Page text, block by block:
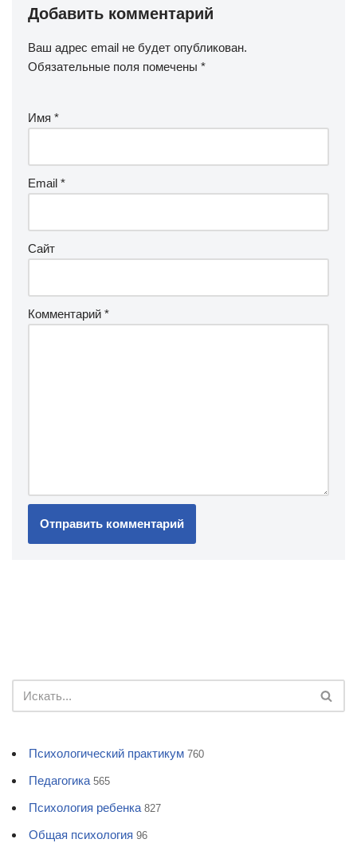
Добавить комментарий
Ваш адрес email не будет опубликован.
Обязательные поля помечены *
Имя *
Email *
Сайт
Комментарий *
Психологический практикум 760
Педагогика 565
Психология ребенка 827
Общая психология 96